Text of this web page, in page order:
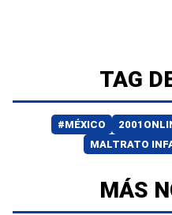
TAG
#MÉXICO
MALTRATO
MÁS